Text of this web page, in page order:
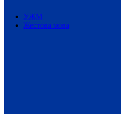
УЖМ
Жестова мова